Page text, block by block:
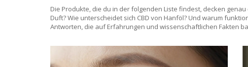
Die Produkte, die du in der folgenden Liste findest, decken
Duft? Wie unterscheidet sich CBD von Hanföl? Und warum
Antworten, die auf Erfahrungen und wissenschaftlichen Fakten